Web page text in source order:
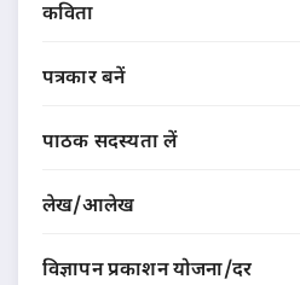
कविता
पत्रकार बनें
पाठक सदस्यता लें
लेख/आलेख
विज्ञापन प्रकाशन योजना/दर